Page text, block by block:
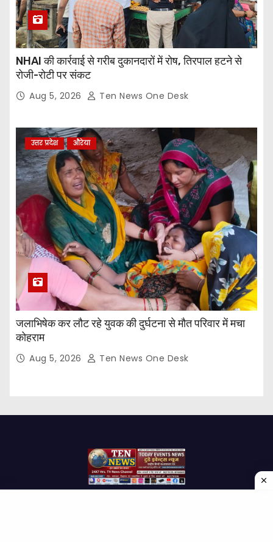
NHAI की कार्रवाई से गरीब दुकानदारों में रोष, तिरपाल हटने से
रोजी-रोटी पर संकट
Aug 5, 2026 Ten News One Desk
उत्तर प्रदेश औरेया
जलाभिषेक कर लौट रहे युवक की दुर्घटना से मौत परिवार में मचा
कोहराम
Aug 5, 2026 Ten News One Desk